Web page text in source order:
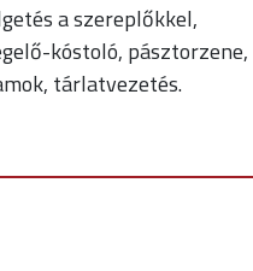
a szereplőkkel,
kóstoló, pásztorzene,
tárlatvezetés.